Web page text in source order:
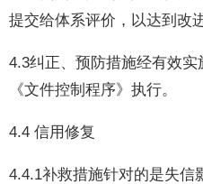
提交给体系评价，以达到改
4.3纠正、预防措施经有效
《文件控制程序》执行。
4.4 信用修复
4.4.1补救措施针对的是失信